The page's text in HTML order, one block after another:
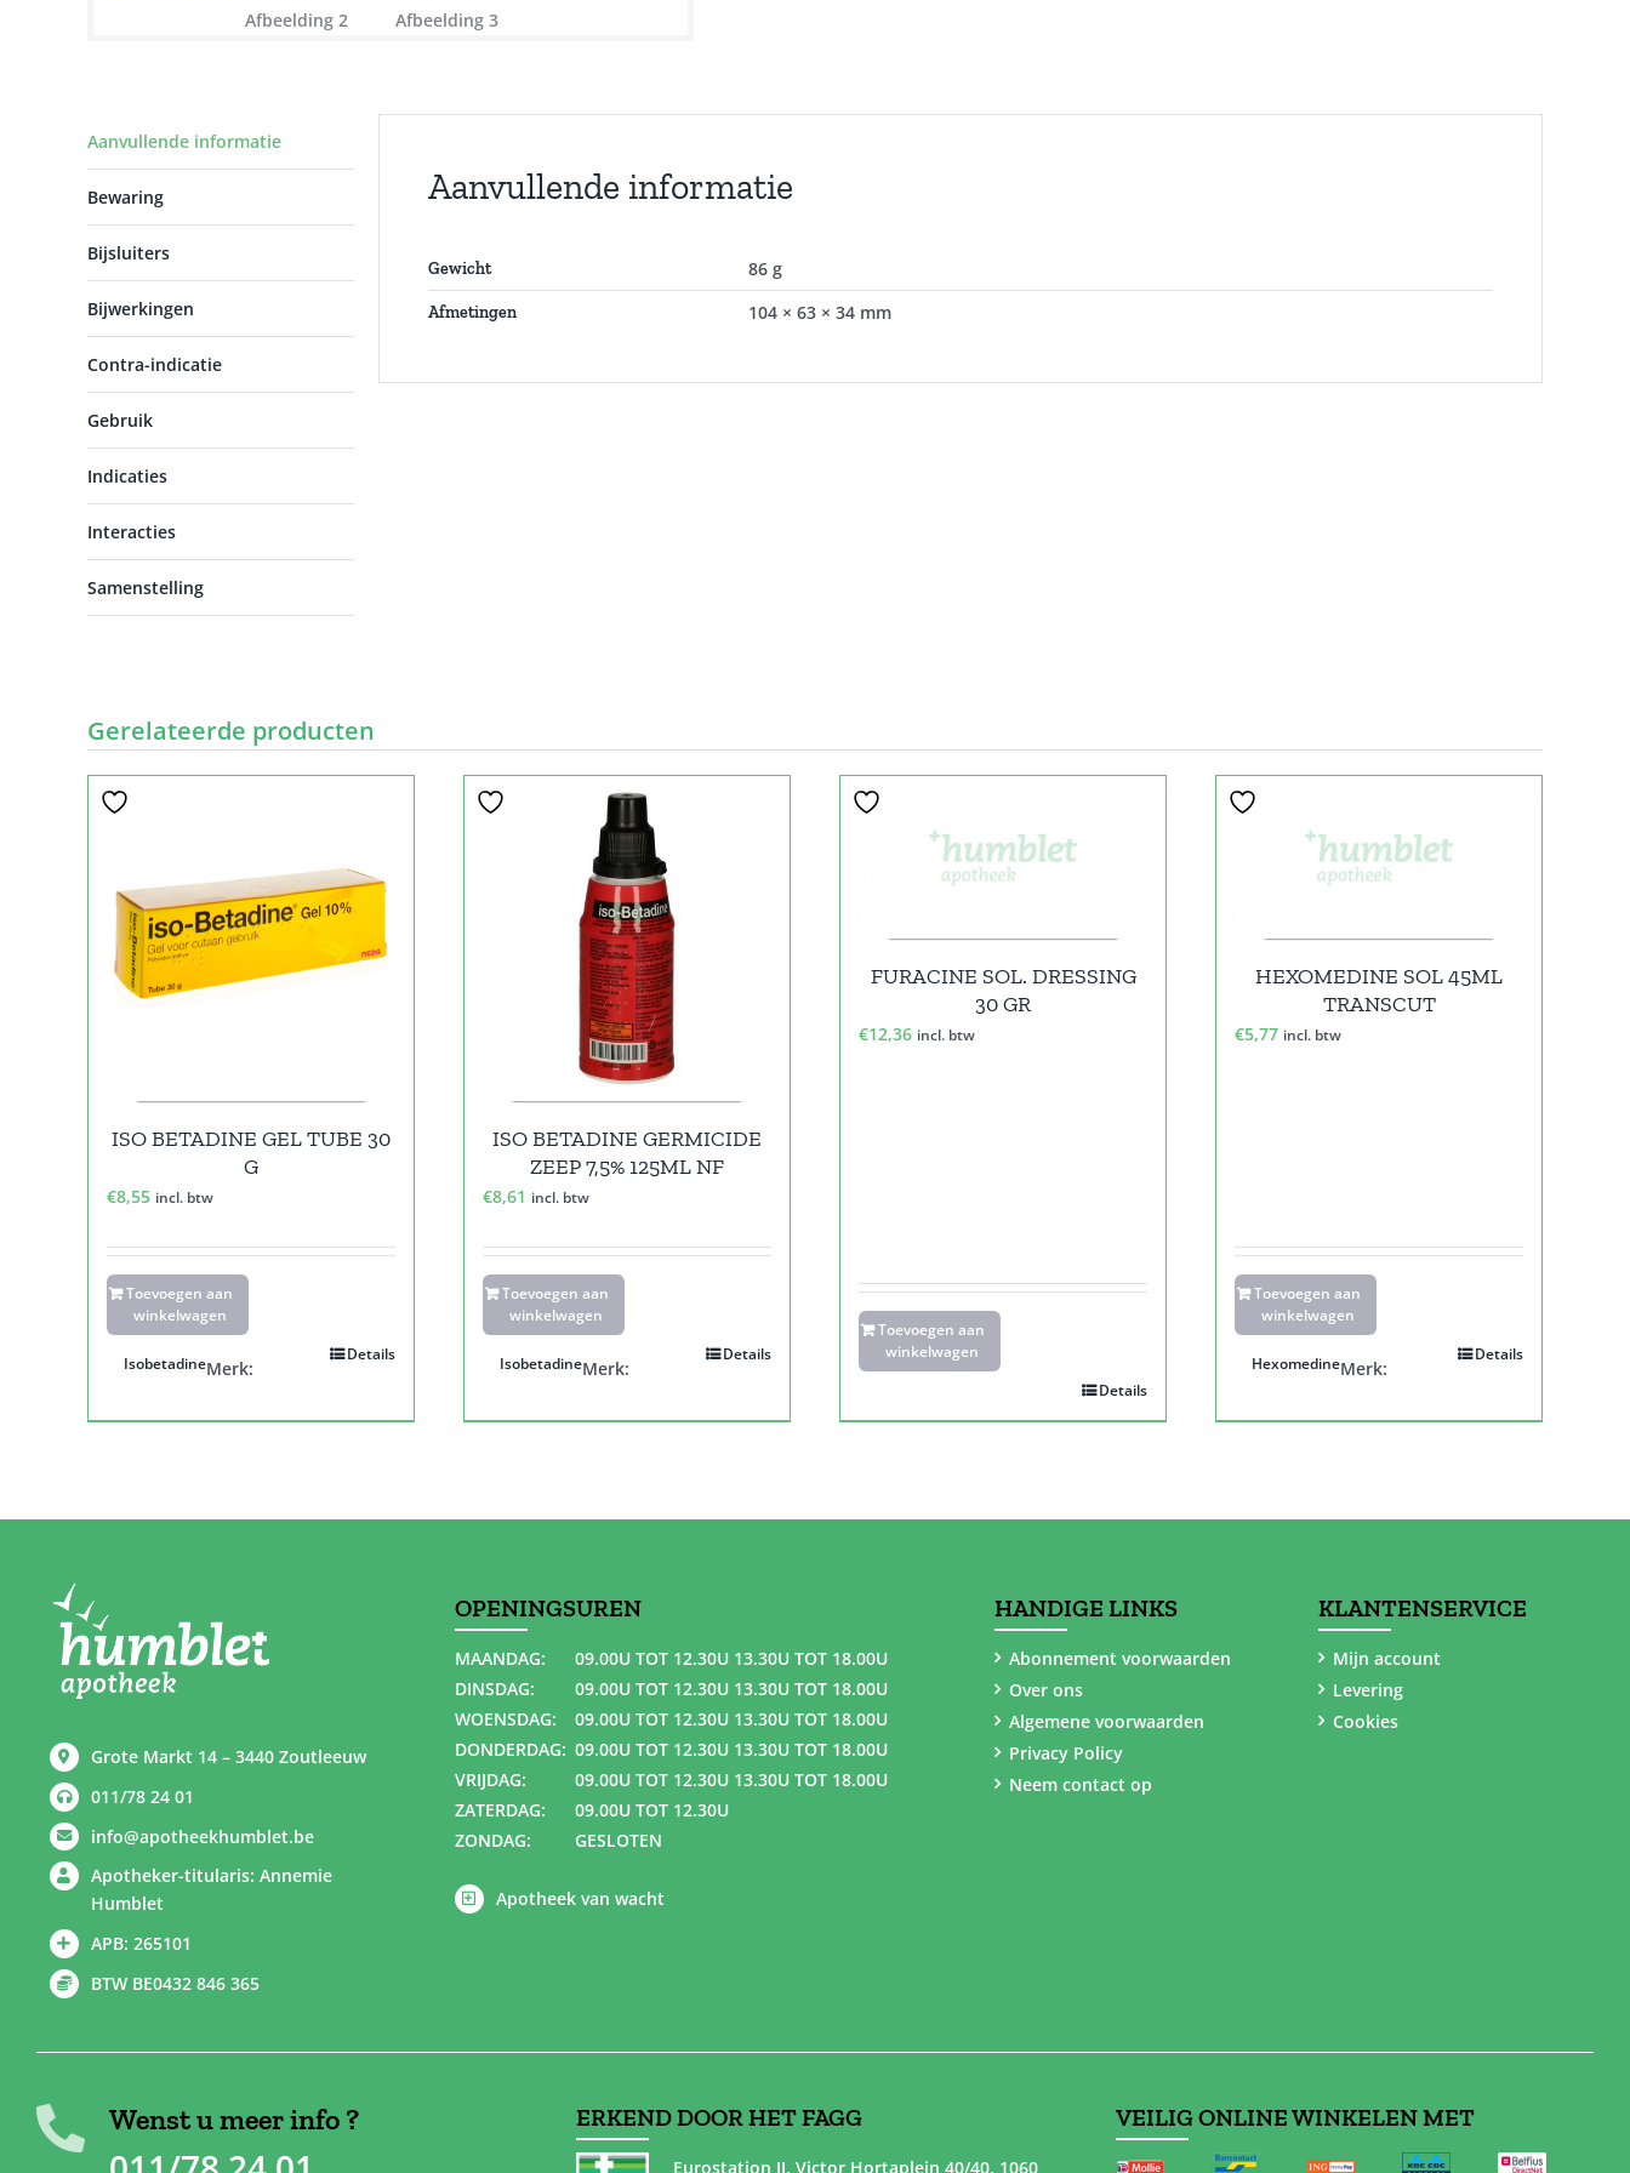
Aanvullende informatie
Bewaring
Bijsluiters
Bijwerkingen
Contra-indicatie
Gebruik
Indicaties
Interacties
Samenstelling
Aanvullende informatie
Gewicht 86 g
Afmetingen 104 × 63 × 34 mm
Gerelateerde producten
ISO BETADINE GEL TUBE 30
G
€8,55 incl. btw
Toevoegen aan
winkelwagen
Details
Merk:
Isobetadine
ISO BETADINE GERMICIDE
ZEEP 7,5% 125ML NF
€8,61 incl. btw
Toevoegen aan
winkelwagen
Details
Merk:
Isobetadine
FURACINE SOL. DRESSING
30 GR
€12,36 incl. btw
Toevoegen aan
winkelwagen
Details
HEXOMEDINE SOL 45ML
TRANSCUT
€5,77 incl. btw
Toevoegen aan
winkelwagen
Details
Merk:
Hexomedine
Grote Markt 14 – 3440 Zoutleeuw
011/78 24 01
info@apotheekhumblet.be
Apotheker-titularis: Annemie
Humblet
APB: 265101
BTW BE0432 846 365
OPENINGSUREN
MAANDAG:
09.00U TOT 12.30U 13.30U TOT 18.00U
DINSDAG:
09.00U TOT 12.30U 13.30U TOT 18.00U
WOENSDAG:
09.00U TOT 12.30U 13.30U TOT 18.00U
DONDERDAG: 09.00U TOT 12.30U 13.30U TOT 18.00U
VRIJDAG:
09.00U TOT 12.30U 13.30U TOT 18.00U
ZATERDAG:
09.00U TOT 12.30U
ZONDAG:
GESLOTEN
Apotheek van wacht
HANDIGE LINKS
Abonnement voorwaarden
Over ons
Algemene voorwaarden
Privacy Policy
Neem contact op
KLANTENSERVICE
Mijn account
Levering
Cookies
Wenst u meer info ? ERKEND DOOR HET FAGG
Eurostation II, Victor Hortaplein 40/40, 1060
VEILIG ONLINE WINKELEN MET